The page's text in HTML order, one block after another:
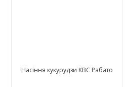
Насіння кукурудзи КВС Рабато